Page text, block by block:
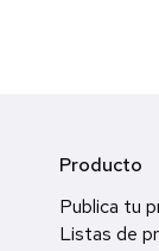
Producto
Publica tu
Listas de